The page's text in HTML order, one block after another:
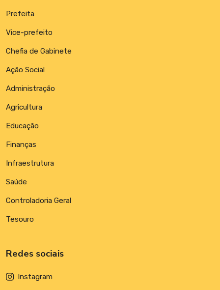
Prefeita
Vice-prefeito
Chefia de Gabinete
Ação Social
Administração
Agricultura
Educação
Finanças
Infraestrutura
Saúde
Controladoria Geral
Tesouro
Redes sociais
Instagram